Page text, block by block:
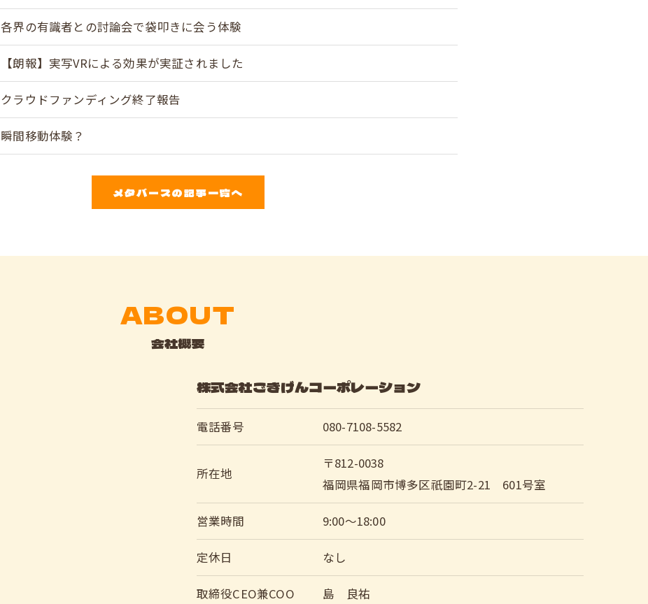
各界の有識者との討論会で袋叩きに会う体験
【朗報】実写VRによる効果が実証されました
クラウドファンディング終了報告
瞬間移動体験？
メタバースの記事一覧へ
会社概要
ABOUT
株式会社ごきげんコーポレーション
電話番号 080-7108-5582
所在地
〒812-0038
福岡県福岡市博多区祇園町2-21 601号室
営業時間 9:00～18:00
定休日 なし
取締役CEO兼COO 島 良祐